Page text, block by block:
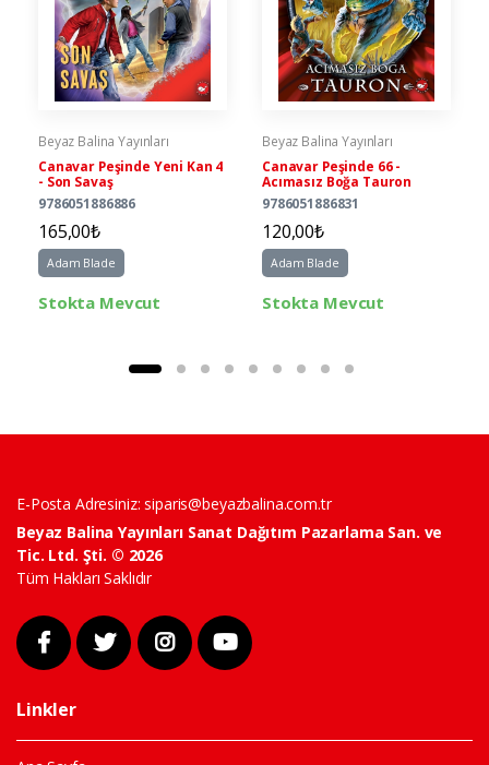
Beyaz Balina Yayınları
Canavar Peşinde Yeni Kan 4
- Son Savaş
9786051886886
165,00₺
Adam Blade
Stokta Mevcut
Beyaz Balina Yayınları
Canavar Peşinde 66 -
Acımasız Boğa Tauron
9786051886831
120,00₺
Adam Blade
Stokta Mevcut
E-Posta Adresiniz:siparis@beyazbalina.com.tr
Beyaz Balina Yayınları Sanat Dağıtım Pazarlama San. ve
Tic. Ltd. Şti. © 2026
Tüm Hakları Saklıdır
Linkler